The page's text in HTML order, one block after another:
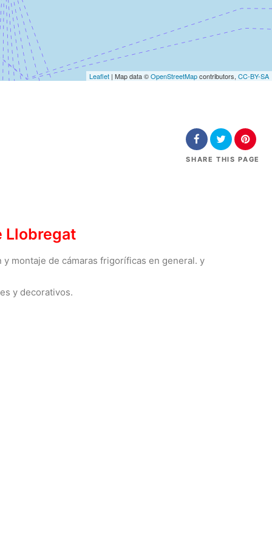
Leaflet | Map data ©OpenStreetMapcontributors, CC-BY-SA
SHARE THIS PAGE
Llobregat
y montaje de cámaras frigoríficas en general. y
y decorativos.